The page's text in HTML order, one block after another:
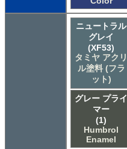
ニュートラル
グレイ
(XF53)
タミヤ アクリ
ル塗料 (フラ
ット)
グレー プライ
マー
(1)
Humbrol
Enamel